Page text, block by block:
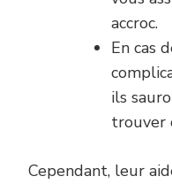
accroc.
En cas
ils
trouver
Cependant, leur